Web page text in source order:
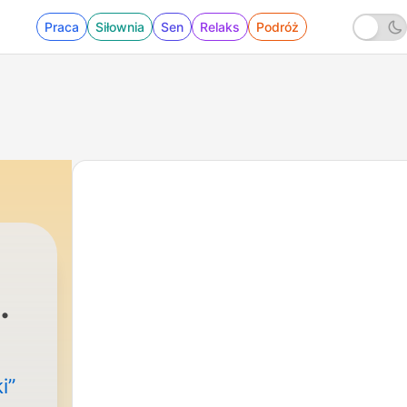
Praca Siłownia Sen Relaks Podróż